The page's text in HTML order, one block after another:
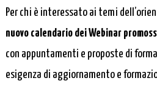
Per chi è interessato ai temi
nuovo calendario dei Webinar
con appuntamenti e proposte di
esigenza di aggiornamento e